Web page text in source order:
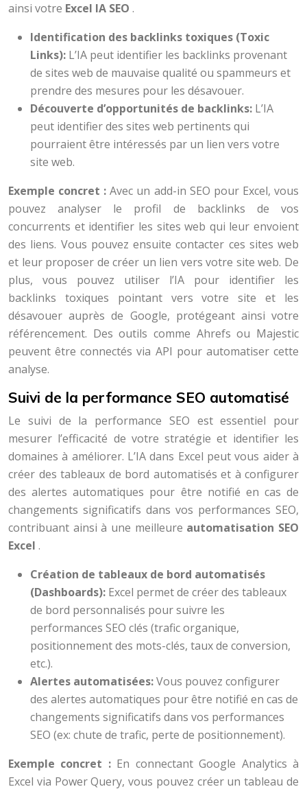
ainsi votre Excel IA SEO .
Identification des backlinks toxiques (Toxic
Links): L’IA peut identifier les backlinks provenant
de sites web de mauvaise qualité ou spammeurs et
prendre des mesures pour les désavouer.
Découverte d’opportunités de backlinks: L’IA
peut identifier des sites web pertinents qui
pourraient être intéressés par un lien vers votre
site web.
Exemple concret :Avec un add-in SEO pour Excel, vous
pouvez analyser le profil de backlinks de vos
concurrents et identifier les sites web qui leur envoient
des liens. Vous pouvez ensuite contacter ces sites web
et leur proposer de créer un lien vers votre site web. De
plus, vous pouvez utiliser l’IA pour identifier les
backlinks toxiques pointant vers votre site et les
désavouer auprès de Google, protégeant ainsi votre
référencement. Des outils comme Ahrefs ou Majestic
peuvent être connectés via API pour automatiser cette
analyse.
Suivi de la performance SEO automatisé
Le suivi de la performance SEO est essentiel pour
mesurer l’efficacité de votre stratégie et identifier les
domaines à améliorer. L’IA dans Excel peut vous aider à
créer des tableaux de bord automatisés et à configurer
des alertes automatiques pour être notifié en cas de
changements significatifs dans vos performances SEO,
contribuant ainsi à une meilleure automatisation SEO
Excel .
Création de tableaux de bord automatisés
(Dashboards): Excel permet de créer des tableaux
de bord personnalisés pour suivre les
performances SEO clés (trafic organique,
positionnement des mots-clés, taux de conversion,
etc.).
Alertes automatisées:Vous pouvez configurer
des alertes automatiques pour être notifié en cas de
changements significatifs dans vos performances
SEO (ex: chute de trafic, perte de positionnement).
Exemple concret : En connectant Google Analytics à
Excel via Power Query, vous pouvez créer un tableau de